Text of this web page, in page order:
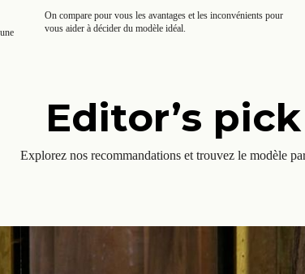
On compare pour vous les avantages et les inconvénients pour
vous aider à décider du modèle idéal.
Editor’s pick
Explorez nos recommandations et trouvez le modèle